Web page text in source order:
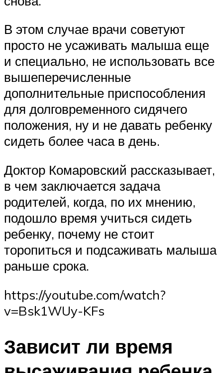
В этом случае врачи советуют
просто не усаживать малыша еще
и специально, не использовать все
вышеперечисленные
дополнительные приспособления
для долговременного сидячего
положения, ну и не давать ребенку
сидеть более часа в день.
Доктор Комаровский рассказывает,
в чем заключается задача
родителей, когда, по их мнению,
подошло время учиться сидеть
ребенку, почему не стоит
торопиться и подсаживать малыша
раньше срока.
https://youtube.com/watch?
v=Bsk1WUy-KFs
Зависит ли время